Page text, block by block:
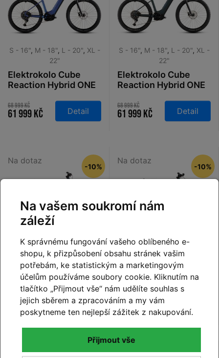
S - 16", M - 18", L - 20", XL -
22"
Elektrokolo Cube
Reaction Hybrid ONE
blueiris´n´reflect
2026
68 999 Kč
61 999 Kč Detail
S - 16", M - 18", L - 20", XL -
22"
Elektrokolo Cube
Reaction Hybrid ONE
royalgreen´n´prism
2026
68 999 Kč
61 999 Kč Detail
Na dotaz
S - 16",M - 18",L - 20",XL -
22"
Elektrokolo Cube
Reaction Hybrid
Performance 600
Easy Entry indigoblue
´n´reflex 2026
-10%
63 999 Kč
57 599 Kč Detail
Na dotaz
S - 16",M - 18",L - 20"
22"
Elektrokolo Cube
Reaction Hybrid
Performance 600 FE
Easy Entry
electricblue´n´dazzle
-10%
68 999 Kč
62 099 Kč
Na dotaz Na dotaz
Na vašem soukromí nám
záleží
K správnému fungování vašeho oblíbeného e-
shopu, k přizpůsobení obsahu stránek vašim
potřebám, ke statistickým a marketingovým
účelům používáme soubory cookie. Kliknutím na
tlačítko „Přijmout vše“ nám udělíte souhlas s
jejich sběrem a zpracováním a my vám
poskytneme ten nejlepší zážitek z nakupování.
Přijmout vše